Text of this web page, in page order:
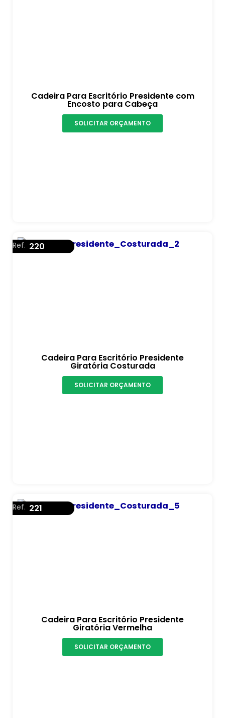
Cadeira Para Escritório Presidente com
Encosto para Cabeça
SOLICITAR ORÇAMENTO
Cadeira Para Escritório Presidente
Giratória Costurada
Ref. 220
SOLICITAR ORÇAMENTO
Cadeira Para Escritório Presidente
Giratória Vermelha
Ref. 221
SOLICITAR ORÇAMENTO